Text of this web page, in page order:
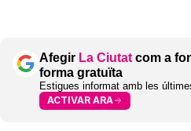
Afegir La Ciutat com a
forma gratuïta
Estigues informat amb les
ACTIVAR ARA